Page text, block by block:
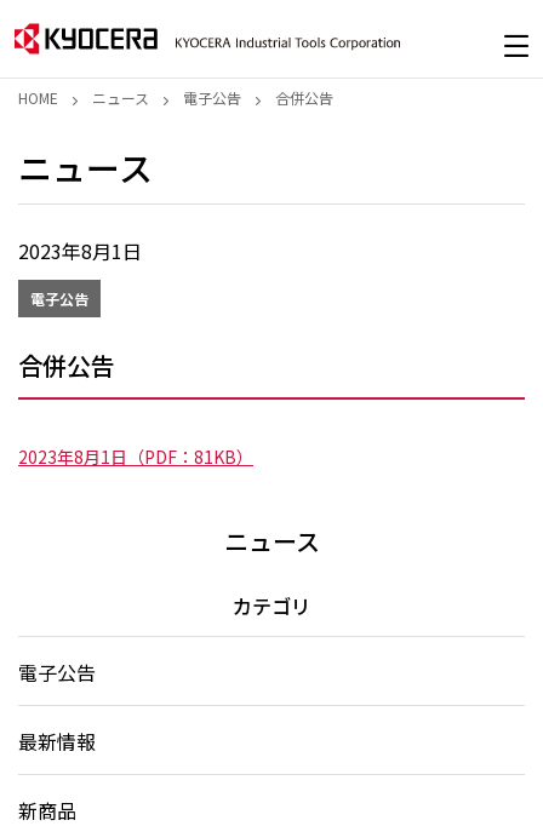
HOME ニュース 電子公告 合併公告
ニュース
2023年8月1日
電子公告
合併公告
2023年8月1日（PDF：81KB）
ニュース
カテゴリ
電子公告
最新情報
新商品